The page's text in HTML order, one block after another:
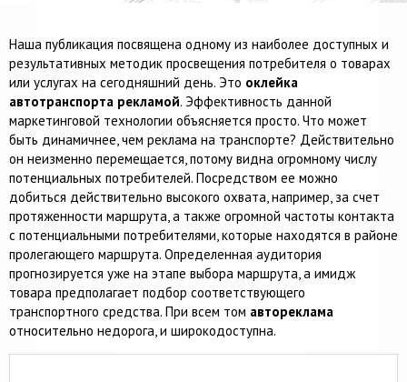
Наша публикация посвящена одному из наиболее доступных и
результативных методик просвещения потребителя о товарах
или услугах на сегодняшний день. Это оклейка
автотранспорта рекламой. Эффективность данной
маркетинговой технологии объясняется просто. Что может
быть динамичнее, чем реклама на транспорте? Действительно
он неизменно перемещается, потому видна огромному числу
потенциальных потребителей. Посредством ее можно
добиться действительно высокого охвата, например, за счет
протяженности маршрута, а также огромной частоты контакта
с потенциальными потребителями, которые находятся в районе
пролегающего маршрута. Определенная аудитория
прогнозируется уже на этапе выбора маршрута, а имидж
товара предполагает подбор соответствующего
транспортного средства. При всем том автореклама
относительно недорога, и широкодоступна.